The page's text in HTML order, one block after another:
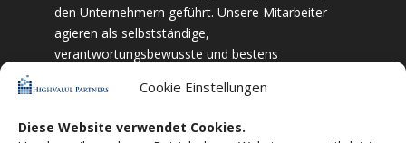
Cookie Einstellungen
Diese Website verwendet Cookies.
den Unternehmern geführt. Unsere Mitarbeiter
agieren als selbstständige,
verantwortungsbewusste und bestens
und Zielstrebigkeit sind wir bestrebt das